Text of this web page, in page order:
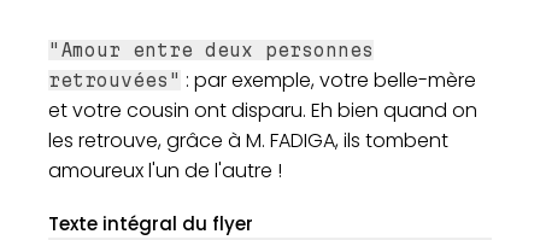
"Amour entre deux personnes
retrouvées" : par exemple, votre belle-mère
et votre cousin ont disparu. Eh bien quand on
les retrouve, grâce à M. FADIGA, ils tombent
amoureux l'un de l'autre !
Texte intégral du flyer